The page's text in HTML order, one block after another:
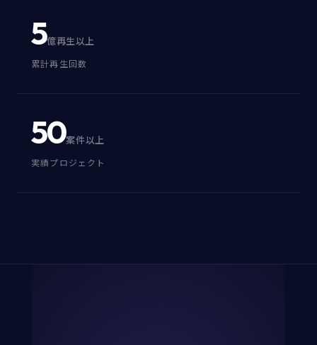
5億再生以上
累計再生回数
50案件以上
実績プロジェクト